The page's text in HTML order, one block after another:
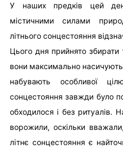
У наших предків цей
містичними силами
літнього сонцестояння
Цього дня прийнято
вони максимально
набувають особливої
сонцестояння завжди було
обходилося і без ритуалів.
ворожили, оскільки
літнє сонцестояння є